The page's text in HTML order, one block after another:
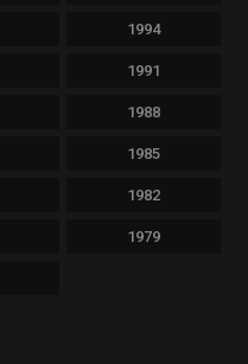
1994
1991
1988
1985
1982
1979